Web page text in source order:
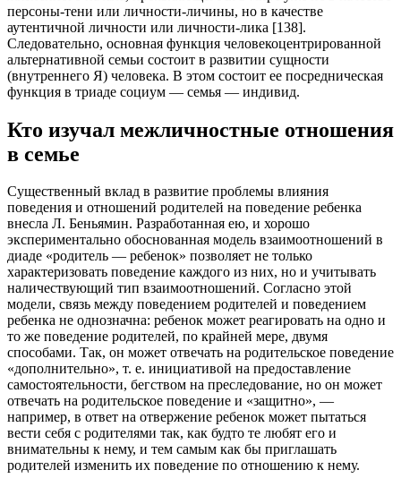
персоны-тени или личности-личины, но в качестве
аутентичной личности или личности-лика [138].
Следовательно, основная функция человекоцентрированной
альтернативной семьи состоит в развитии сущности
(внутреннего Я) человека. В этом состоит ее посредническая
функция в триаде социум — семья — индивид.
Кто изучал межличностные отношения
в семье
Существенный вклад в развитие проблемы влияния
поведения и отношений родителей на поведение ребенка
внесла Л. Беньямин. Разработанная ею, и хорошо
экспериментально обоснованная модель взаимоотношений в
диаде «родитель — ребенок» позволяет не только
характеризовать поведение каждого из них, но и учитывать
наличествующий тип взаимоотношений. Согласно этой
модели, связь между поведением родителей и поведением
ребенка не однозначна: ребенок может реагировать на одно и
то же поведение родителей, по крайней мере, двумя
способами. Так, он может отвечать на родительское поведение
«дополнительно», т. е. инициативой на предоставление
самостоятельности, бегством на преследование, но он может
отвечать на родительское поведение и «защитно», —
например, в ответ на отвержение ребенок может пытаться
вести себя с родителями так, как будто те любят его и
внимательны к нему, и тем самым как бы приглашать
родителей изменить их поведение по отношению к нему.